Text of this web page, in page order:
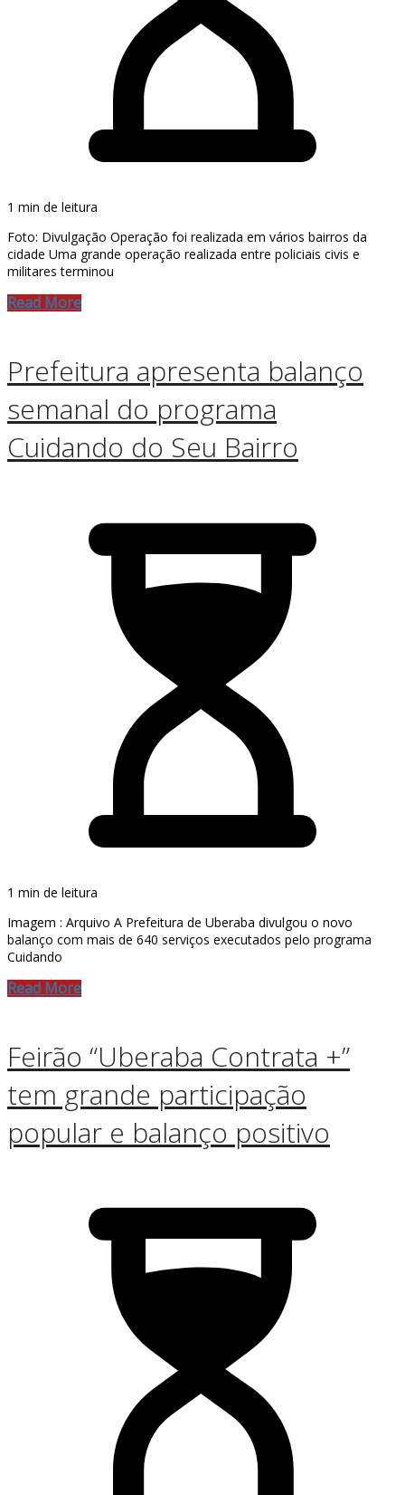
1 min de leitura
Foto: Divulgação Operação foi realizada em vários bairros da
cidade Uma grande operação realizada entre policiais civis e
militares terminou
Read More
Prefeitura apresenta balanço
semanal do programa
Cuidando do Seu Bairro
1 min de leitura
Imagem : Arquivo A Prefeitura de Uberaba divulgou o novo
balanço com mais de 640 serviços executados pelo programa
Cuidando
Read More
Feirão “Uberaba Contrata +”
tem grande participação
popular e balanço positivo